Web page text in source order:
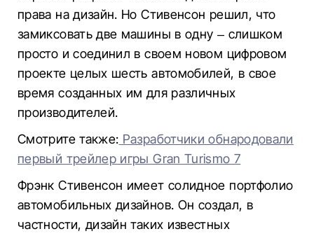
права на дизайн. Но Стивенсон решил, что
замиксовать две машины в одну – слишком
просто и соединил в своем новом цифровом
проекте целых шесть автомобилей, в свое
время созданных им для различных
производителей.
Смотрите также: Разработчики обнародовали
первый трейлер игры Gran Turismo 7
Фрэнк Стивенсон имеет солидное портфолио
автомобильных дизайнов. Он создал, в
частности, дизайн таких известных